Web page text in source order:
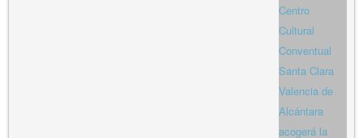
Centro
Cultural
Conventual
Santa Clara
Valencia de
Alcántara
acogerá la